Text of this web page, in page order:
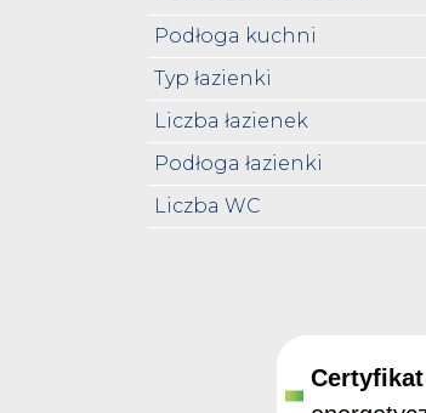
Podłoga kuchni
Typ łazienki
Liczba łazienek
Podłoga łazienki
Liczba WC
Certyfikat